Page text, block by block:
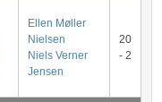
Ellen Møller
Nielsen
Niels Verner
Jensen
20
- 2